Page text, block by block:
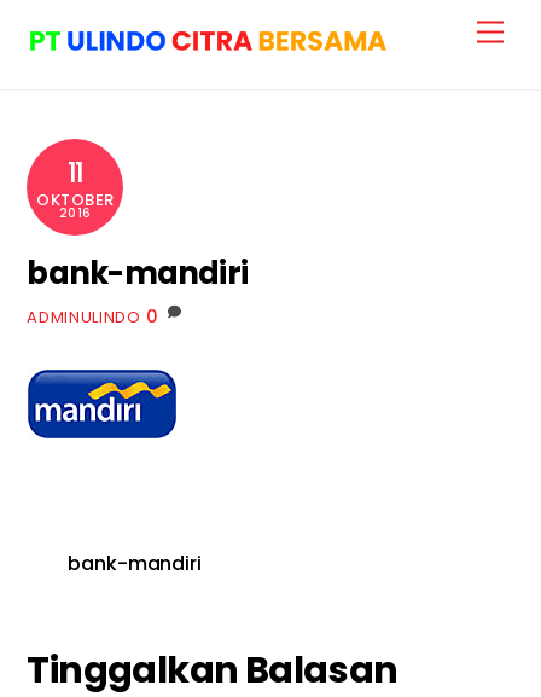
11
OKTOBER
2016
bank-mandiri
ADMINULINDO 0
bank-mandiri
Tinggalkan Balasan